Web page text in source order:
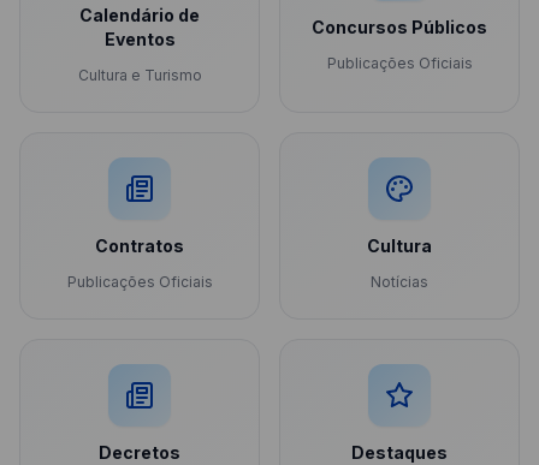
Calendário de
Eventos
Cultura e Turismo
Concursos Públicos
Publicações Oficiais
Contratos
Publicações Oficiais
Cultura
Notícias
Decretos Destaques